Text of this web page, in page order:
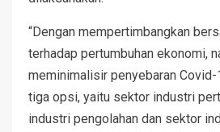
“Dengan mempertimbangkan
terhadap pertumbuhan ekonomi,
meminimalisir penyebaran Covid-
tiga opsi, yaitu sektor industri
industri pengolahan dan sektor